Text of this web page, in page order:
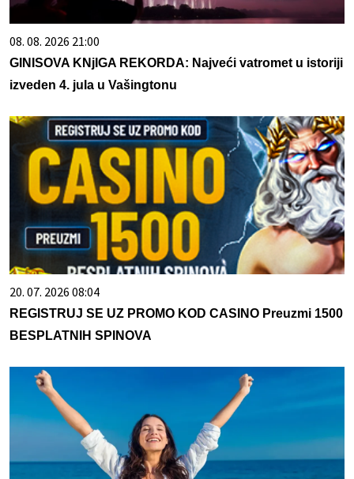
08. 08. 2026 21:00
GINISOVA KNjIGA REKORDA: Najveći vatromet u istoriji
izveden 4. jula u Vašingtonu
20. 07. 2026 08:04
REGISTRUJ SE UZ PROMO KOD CASINO Preuzmi 1500
BESPLATNIH SPINOVA